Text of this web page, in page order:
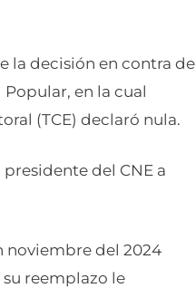
la decisión en contra de
en la cual
(TCE) declaró nula.
del CNE a
noviembre del 2024
reemplazo le